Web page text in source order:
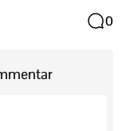
0